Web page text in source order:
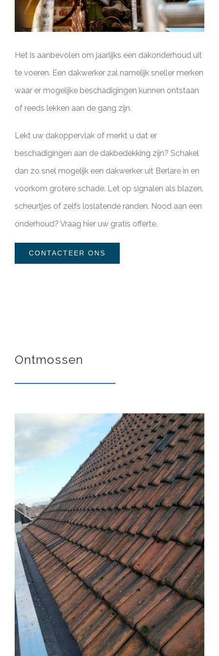
Het is aanbevolen om jaarlijks een dakonderhoud uit
te voeren. Een dakwerker zal namelijk sneller merken
waar er mogelijke beschadigingen kunnen ontstaan
of reeds lekken aan de gang zijn.
Lekt uw dakoppervlak of merkt u dat er
beschadigingen aan de dakbedekking zijn? Schakel
dan zo snel mogelijk een dakwerker uit Berlare in en
voorkom grotere schade. Let op signalen als blazen,
scheurtjes of zelfs loslatende randen. Nood aan een
onderhoud? Vraag hier uw gratis offerte.
CONTACTEER ONS
Ontmossen